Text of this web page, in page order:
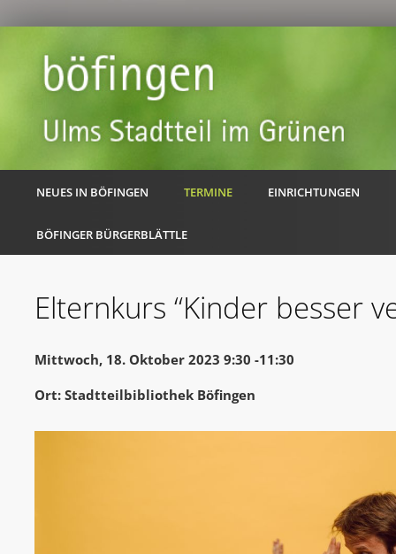
NEUES IN BÖFINGEN TERMINE EINRICHTUNGEN
BÖFINGER BÜRGERBLÄTTLE
Elternkurs “Kinder besser
Mittwoch, 18. Oktober 2023 9:30 -11:30
Ort: Stadtteilbibliothek Böfingen